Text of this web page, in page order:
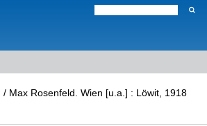
Max Rosenfeld. Wien [u.a.] : Löwit, 1918